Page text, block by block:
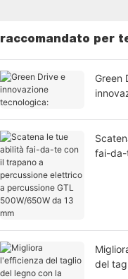
raccomandato per
Green
fai-da-
del